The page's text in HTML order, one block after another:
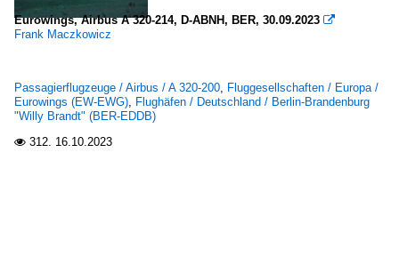
Eurowings, Airbus A 320-214, D-ABNH, BER, 30.09.2023 
Frank Maczkowicz
Passagierflugzeuge / Airbus / A 320-200, Fluggesellschaften / Europa /
Eurowings (EW-EWG), Flughäfen / Deutschland / Berlin-Brandenburg
"Willy Brandt" (BER-EDDB)
 312. 16.10.2023